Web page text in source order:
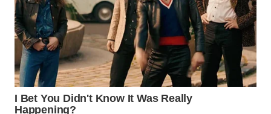
WAHANA
TV
WAHANANEWS
WAHANANEWS
CO ID